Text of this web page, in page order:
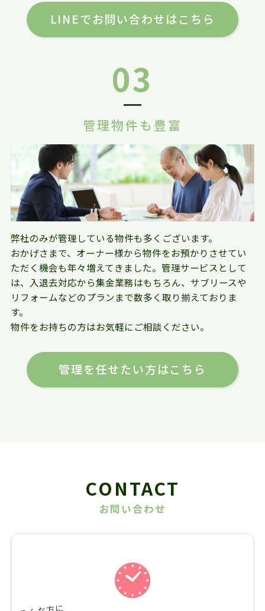
LINEでお問い合わせはこちら
03
管理物件も豊富
弊社のみが管理している物件も多くございます。
おかげさまで、オーナー様から物件をお預かりさせてい
ただく機会も年々増えてきました。管理サービスとして
は、入退去対応から集金業務はもちろん、サブリースや
リフォームなどのプランまで数多く取り揃えておりま
す。
物件をお持ちの方はお気軽にご相談ください。
管理を任せたい方はこちら
CONTACT
お問い合わせ